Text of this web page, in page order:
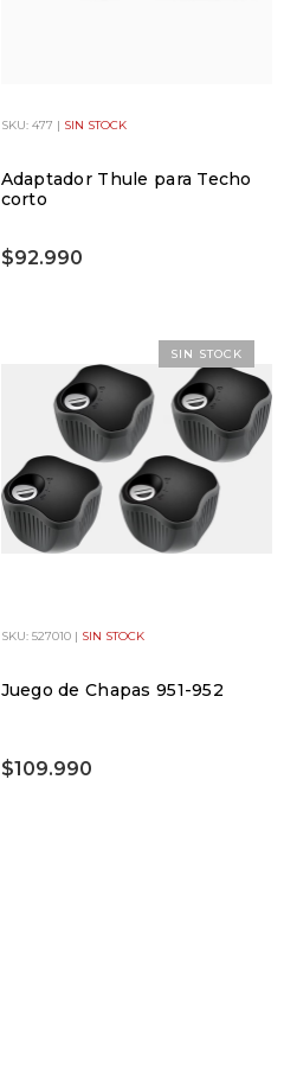
SKU: 477 | SIN STOCK
Adaptador Thule para Techo
corto
$92.990
SKU: 527010 | SIN STOCK
Juego de Chapas 951-952
$109.990
SIN STOCK